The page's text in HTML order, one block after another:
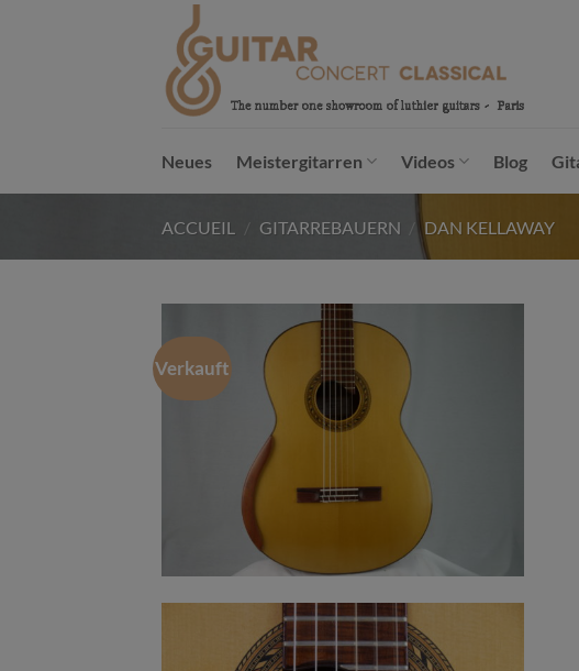
Neues Meistergitarren Videos Blog
ACCUEIL / GITARREBAUERN / DAN KELLAWAY
Verkauft